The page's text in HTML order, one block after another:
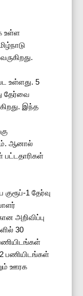
உள்ள
உள்ளது. 5
தேர்வை
இந்த
ஆனால்
1 தேர்வு
அறிவிப்பு
30
பணியிடங்கள்
ஊரக